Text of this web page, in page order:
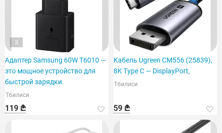
3
Адаптер Samsung 60W T6010 —
это мощное устройство для
быстрой зарядки.
Тбилиси
119 ₾
Кабель Ugreen CM556 (25839),
8K Type C — DisplayPort,
Тбилиси
59 ₾